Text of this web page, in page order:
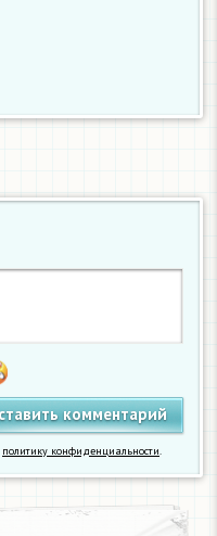
политику конфиденциальности.